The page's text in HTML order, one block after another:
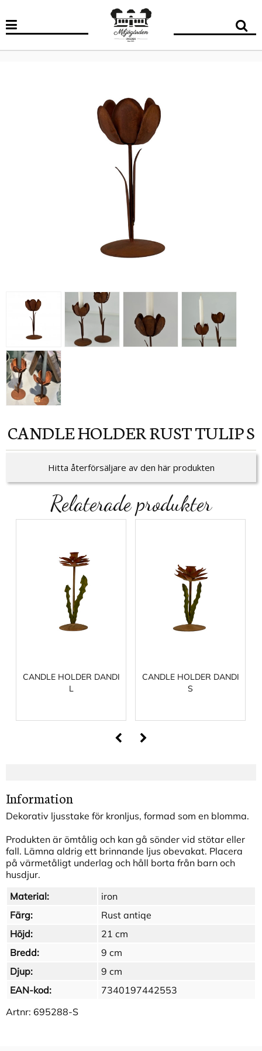
CANDLE HOLDER RUST TULIP S
Hitta återförsäljare av den här produkten
Relaterade produkter
CANDLE HOLDER DANDI
L
CANDLE HOLDER DANDI
S
Information
Dekorativ ljusstake för kronljus, formad som en blomma.
Produkten är ömtålig och kan gå sönder vid stötar eller
fall. Lämna aldrig ett brinnande ljus obevakat. Placera
på värmetåligt underlag och håll borta från barn och
husdjur.
Material:
iron
Färg:
Rust antiqe
Höjd:
21 cm
Bredd:
9 cm
Djup:
9 cm
EAN-kod:
7340197442553
Artnr: 695288-S